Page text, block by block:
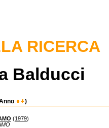
RICERCA
Balducci
)
(1979)